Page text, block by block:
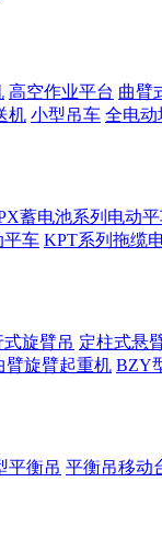
高空作业平台 曲臂
机 小型吊车 全电动
蓄电池系列电动
平车 KPT系列拖缆
式旋臂吊 定柱式悬
臂旋臂起重机 BZY
平衡吊 平衡吊移动